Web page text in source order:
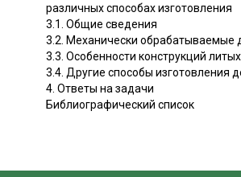
различных способах изготовления
3.1. Общие сведения
3.2. Механически обрабатываемые
3.3. Особенности конструкций
3.4. Другие способы изготовления
4. Ответы на задачи
Библиографический список